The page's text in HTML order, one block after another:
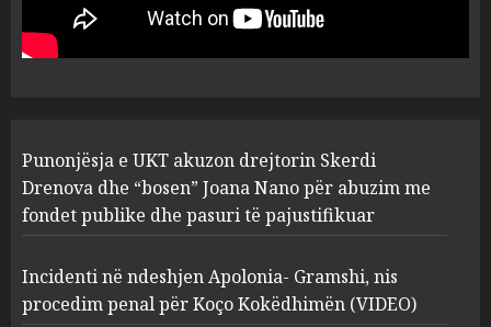
1
“bosen” Joana Nano për
abuzim me fondet publike dhe
pasuri të pajustifikuar
2
Apolonia- Gramshi, nis
procedim penal për Koço
Kokëdhimën (VIDEO)
MARCH 27, 2025
FOTO/ Persona të maskuar
Punonjësja e UKT akuzon drejtorin Skerdi
Drenova dhe “bosen” Joana Nano për abuzim me
fondet publike dhe pasuri të pajustifikuar
Incidenti në ndeshjen Apolonia- Gramshi, nis
procedim penal për Koço Kokëdhimën (VIDEO)